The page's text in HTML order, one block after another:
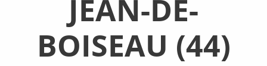
JEAN-DE-
BOISEAU (44)